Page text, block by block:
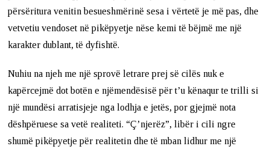
përsëritura venitin besueshmërinë sesa i vërtetë je më pas, dhe
vetvetiu vendoset në pikëpyetje nëse kemi të bëjmë me një
karakter dublant, të dyfishtë.
Nuhiu na njeh me një sprovë letrare prej së cilës nuk e
kapërcejmë dot botën e njëmendësisë për t’u kënaqur te trilli si
një mundësi arratisjeje nga lodhja e jetës, por gjejmë nota
dëshpëruese sa vetë realiteti. “Ç’njerëz”, libër i cili ngre
shumë pikëpyetje për realitetin dhe të mban lidhur me një